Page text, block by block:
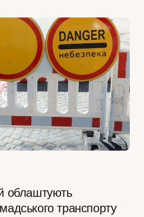
облаштують
транспорту